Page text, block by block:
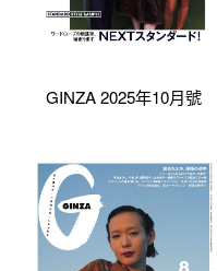
GINZA 2025年10月號